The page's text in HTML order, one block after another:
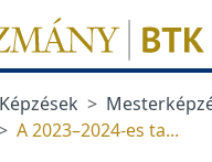
Képzések
A 2023–2024-es ta...